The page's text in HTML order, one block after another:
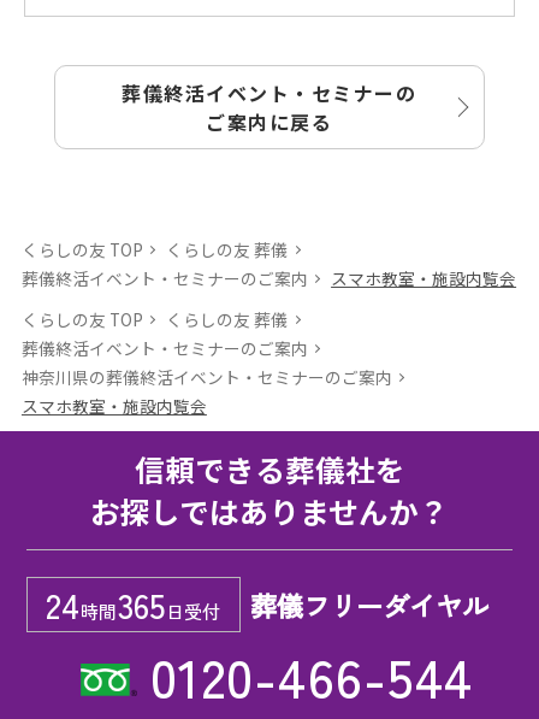
葬儀終活イベント・セミナーの
ご案内に戻る
くらしの友 TOP
くらしの友 葬儀
葬儀終活イベント・セミナーのご案内
スマホ教室・施設内覧会
くらしの友 TOP
くらしの友 葬儀
葬儀終活イベント・セミナーのご案内
神奈川県の葬儀終活イベント・セミナーのご案内
スマホ教室・施設内覧会
信頼できる葬儀社を
お探しではありませんか？
24時間365日受付 葬儀フリーダイヤル
0120-466-544